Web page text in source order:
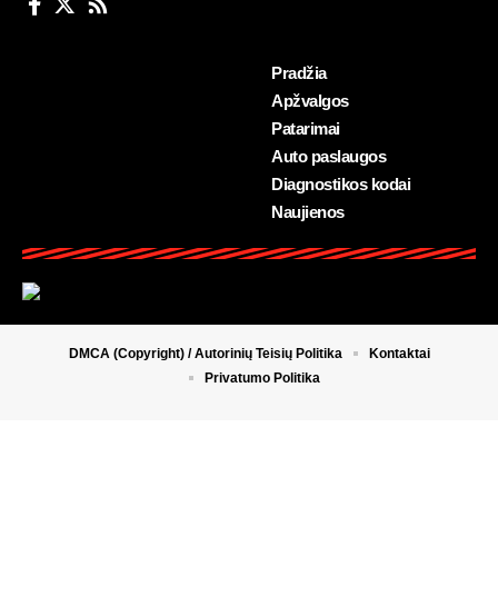
Pradžia
Apžvalgos
Patarimai
Auto paslaugos
Diagnostikos kodai
Naujienos
DMCA (Copyright) / Autorinių Teisių Politika
Kontaktai
Privatumo Politika